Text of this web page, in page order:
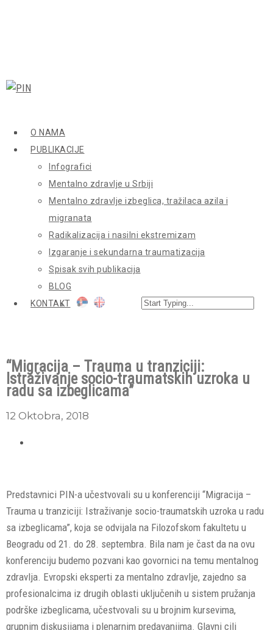
O NAMA
PUBLIKACIJE
Infografici
Mentalno zdravlje u Srbiji
Mentalno zdravlje izbeglica, tražilaca azila i
migranata
Radikalizacija i nasilni ekstremizam
Izgaranje i sekundarna traumatizacija
Spisak svih publikacija
BLOG
KONTAKT
“Migracija – Trauma u tranziciji:
Istraživanje socio-traumatskih uzroka u
radu sa izbeglicama”
12 Oktobra, 2018
Predstavnici PIN-a učestvovali su u konferenciji “Migracija –
Trauma u tranziciji: Istraživanje socio-traumatskih uzroka u radu
sa izbeglicama”, koja se odvijala na Filozofskom fakultetu u
Beogradu od 21. do 28. septembra. Bila nam je čast da na ovu
konferenciju budemo pozvani kao govornici na temu mentalnog
zdravlja. Evropski eksperti za mentalno zdravlje, zajedno sa
profesionalcima iz drugih oblasti uključenih u sistem pružanja
podrške izbeglicama, učestvovali su u brojnim kursevima,
grupnim diskusijama i plenarnim predavanjima. Glavni cilj